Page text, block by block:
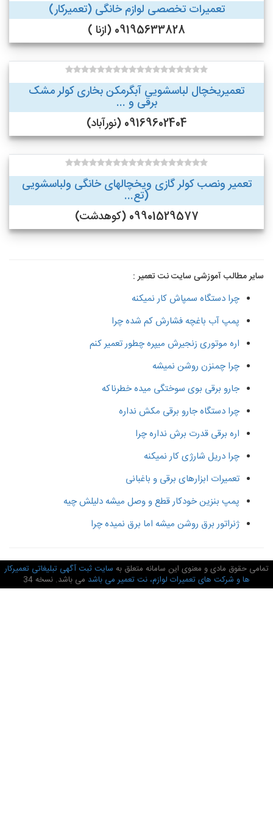
تعمیرات تخصصی لوازم خانگی (تعمیرکار)
09195633828 (ازنا )
تعمیریخچال لباسشویی آبگرمکن بخاری کولر مشک
برقی و ...
09169602404 (نورآباد)
تعمیر ونصب کولر گازی ویخچالهای خانگی ولباسشویی
(تع...
09901529577 (کوهدشت)
سایر مطالب آموزشی سایت نت تعمیر :
چرا دستگاه سمپاش کار نمیکنه
پمپ آب باغچه فشارش کم شده چرا
اره موتوری زنجیرش میپره چطور تعمیر کنم
چرا چمنزن روشن نمیشه
جارو برقی بوی سوختگی میده خطرناکه
چرا دستگاه جارو برقی مکش نداره
اره برقی قدرت برش نداره چرا
چرا دریل شارژی کار نمیکنه
تعمیرات ابزارهای برقی و باغبانی
پمپ بنزین خودکار قطع و وصل میشه دلیلش چیه
ژنراتور برق روشن میشه اما برق نمیده چرا
حقوق مادی و معنوی این سامانه متعلق به سایت ثبت آگهی تبلیغاتی تعمیرکار
ها و شرکت های تعمیرات لوازم، نت تعمیر می باشدمی باشد. نسخه 34